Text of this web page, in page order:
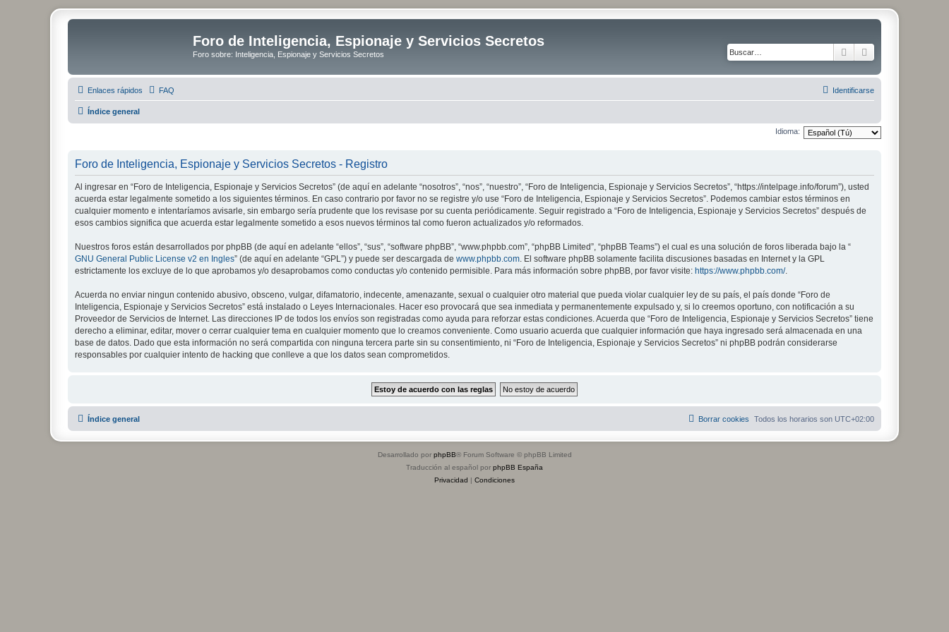
Foro de Inteligencia, Espionaje y Servicios Secretos
Foro sobre: Inteligencia, Espionaje y Servicios Secretos Buscar
Enlaces rápidos FAQ Identificarse
Índice general
Idioma:
Foro de Inteligencia, Espionaje y Servicios Secretos - Registro
Al ingresar en “Foro de Inteligencia, Espionaje y Servicios Secretos” (de aquí en adelante “nosotros”, “nos”, “nuestro”, “Foro de Inteligencia, Espionaje y Servicios Secretos”, “https://intelpage.info/forum”), usted
acuerda estar legalmente sometido a los siguientes términos. En caso contrario por favor no se registre y/o use “Foro de Inteligencia, Espionaje y Servicios Secretos”. Podemos cambiar estos términos en
cualquier momento e intentaríamos avisarle, sin embargo sería prudente que los revisase por su cuenta periódicamente. Seguir registrado a “Foro de Inteligencia, Espionaje y Servicios Secretos” después de
esos cambios significa que acuerda estar legalmente sometido a esos nuevos términos tal como fueron actualizados y/o reformados.
Nuestros foros están desarrollados por phpBB (de aquí en adelante “ellos”, “sus”, “software phpBB”, “www.phpbb.com”, “phpBB Limited”, “phpBB Teams”) el cual es una solución de foros liberada bajo la “
GNU General Public License v2 en Ingles” (de aquí en adelante “GPL”) y puede ser descargada de www.phpbb.com. El software phpBB solamente facilita discusiones basadas en Internet y la GPL
estrictamente los excluye de lo que aprobamos y/o desaprobamos como conductas y/o contenido permisible. Para más información sobre phpBB, por favor visite: https://www.phpbb.com/.
Acuerda no enviar ningun contenido abusivo, obsceno, vulgar, difamatorio, indecente, amenazante, sexual o cualquier otro material que pueda violar cualquier ley de su país, el país donde “Foro de
Inteligencia, Espionaje y Servicios Secretos” está instalado o Leyes Internacionales. Hacer eso provocará que sea inmediata y permanentemente expulsado y, si lo creemos oportuno, con notificación a su
Proveedor de Servicios de Internet. Las direcciones IP de todos los envíos son registradas como ayuda para reforzar estas condiciones. Acuerda que “Foro de Inteligencia, Espionaje y Servicios Secretos” tiene
derecho a eliminar, editar, mover o cerrar cualquier tema en cualquier momento que lo creamos conveniente. Como usuario acuerda que cualquier información que haya ingresado será almacenada en una
base de datos. Dado que esta información no será compartida con ninguna tercera parte sin su consentimiento, ni “Foro de Inteligencia, Espionaje y Servicios Secretos” ni phpBB podrán considerarse
responsables por cualquier intento de hacking que conlleve a que los datos sean comprometidos.
Índice general Todos los horarios son UTC+02:00
Borrar cookies
Desarrollado por phpBB® Forum Software © phpBB Limited
Traducción al español por phpBB España
Privacidad | Condiciones